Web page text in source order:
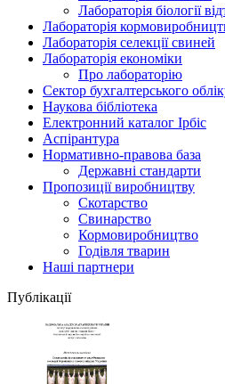
Лабораторія біології
Лабораторія
Лабораторія селекції свиней
Лабораторія економіки
Про лабораторію
Сектор бухгалтерського
Наукова бібліотека
Електронний каталог Iрбiс
Аспірантура
Нормативно-правова база
Державні стандарти
Пропозиції виробництву
Скотарство
Свинарство
Кормовиробництво
Годівля тварин
Наші партнери
Публікації